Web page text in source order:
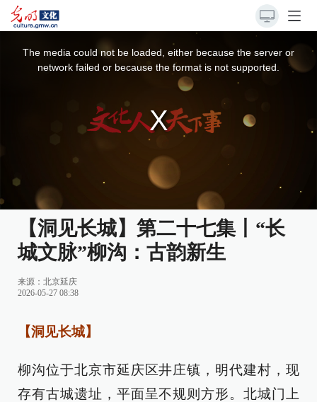
The media could not be loaded, either because the server or
network failed or because the format is not supported.
【洞见长城】第二十七集丨“长
城文脉”柳沟：古韵新生
来源： 北京延庆
2026-05-27 08:38
【洞见长城】
柳沟位于北京市延庆区井庄镇，明代建村，现
存有古城遗址，平面呈不规则方形。北城门上